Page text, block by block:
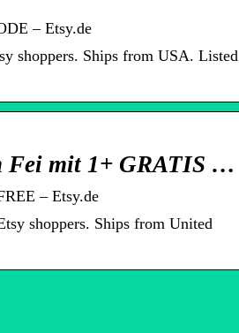
– Etsy.de
shoppers. Ships from USA. Listed
Fei mit 1+ GRATIS …
– Etsy.de
shoppers. Ships from United